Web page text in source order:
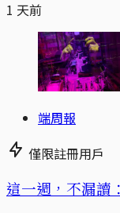
1 天前
端周報
僅限註冊用戶
這一週，不漏讀